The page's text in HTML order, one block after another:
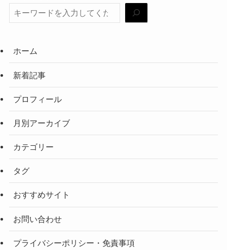
ホーム
新着記事
プロフィール
月別アーカイブ
カテゴリー
タグ
おすすめサイト
お問い合わせ
プライバシーポリシー・免責事項